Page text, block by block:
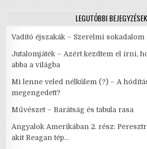
LEGUTÓBBI BEJEGYZÉSEK
Vadító éjszakák – Szerelmi sokadalom
Jutalomjáték – Azért kezdtem el írni,
abba a világba
Mi lenne veled nélkülem (?) – A
megengedett?
Művészet – Barátság és tabula rasa
Angyalok Amerikában 2. rész:
akit Reagan tép…